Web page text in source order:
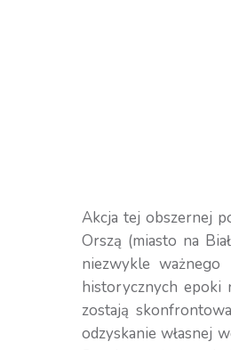
Akcja tej obszernej
Orszą (miasto na
niezwykle
historycznych epoki
zostają
odzyskanie własnej